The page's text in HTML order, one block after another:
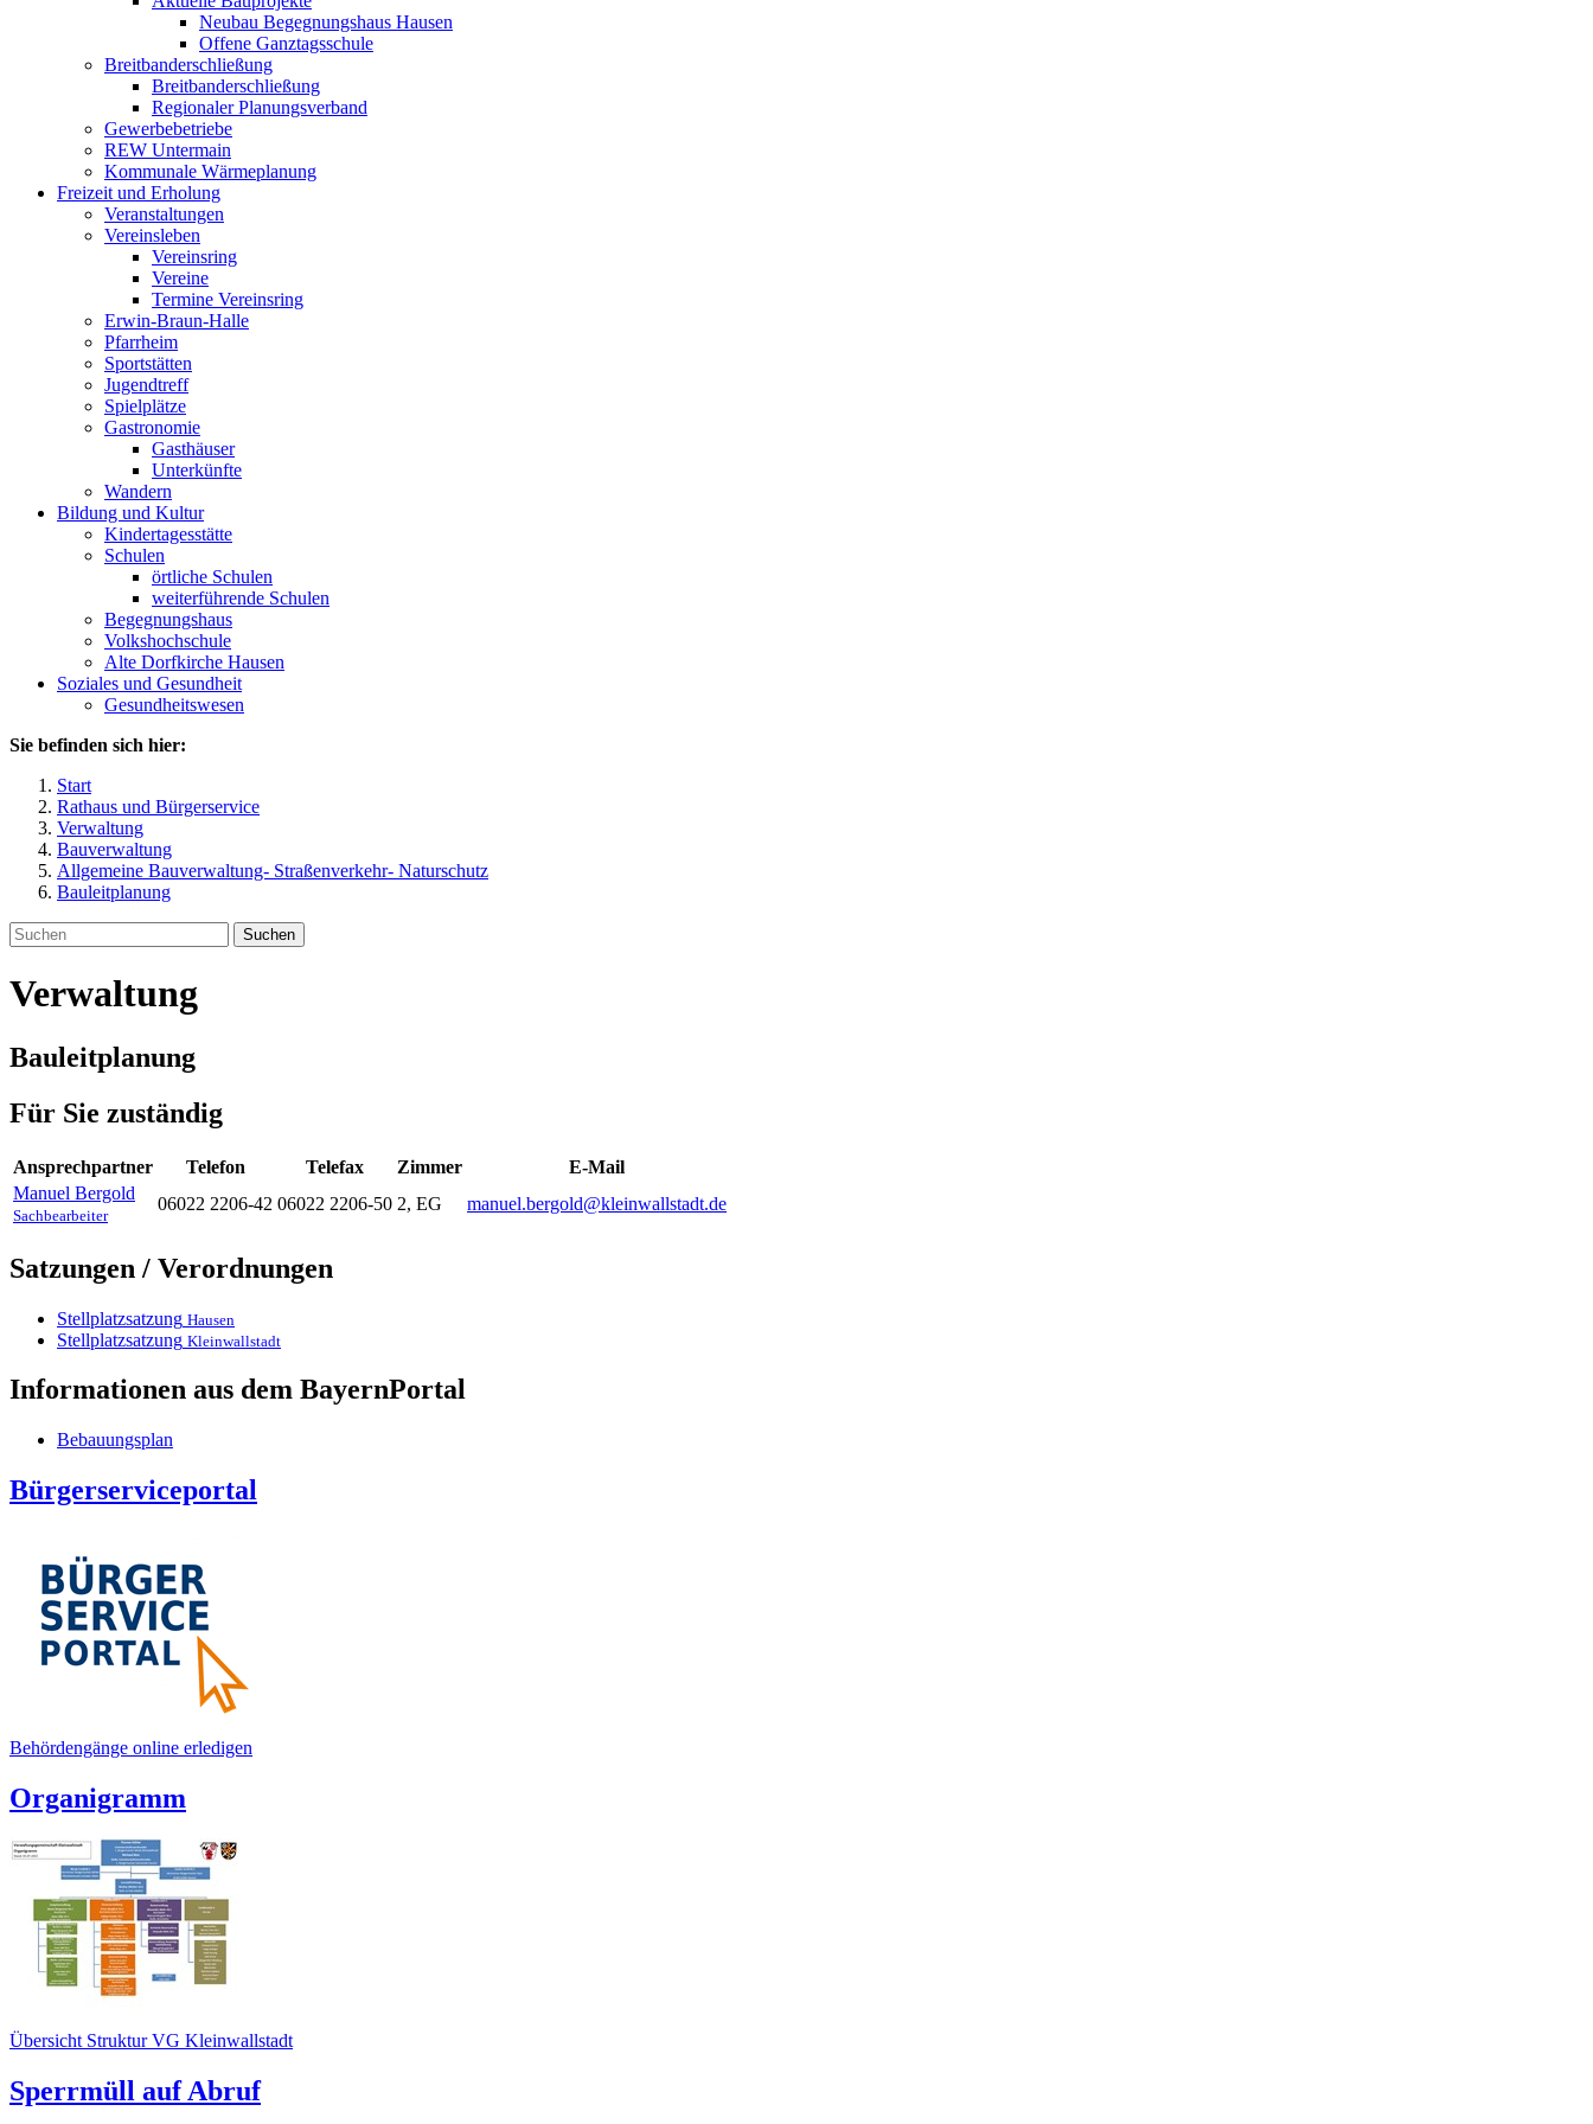
Neubau Begegnungshaus Hausen
Offene Ganztagsschule
Breitbanderschließung
Breitbanderschließung
Regionaler Planungsverband
Gewerbebetriebe
REW Untermain
Kommunale Wärmeplanung
Freizeit und Erholung
Veranstaltungen
Vereinsleben
Vereinsring
Vereine
Termine Vereinsring
Erwin-Braun-Halle
Pfarrheim
Sportstätten
Jugendtreff
Spielplätze
Gastronomie
Gasthäuser
Unterkünfte
Wandern
Bildung und Kultur
Kindertagesstätte
Schulen
örtliche Schulen
weiterführende Schulen
Begegnungshaus
Volkshochschule
Alte Dorfkirche Hausen
Soziales und Gesundheit
Gesundheitswesen
Sie befinden sich hier:
Start
Rathaus und Bürgerservice
Verwaltung
Bauverwaltung
Allgemeine Bauverwaltung- Straßenverkehr- Naturschutz
Bauleitplanung
Suchen
Verwaltung
Bauleitplanung
Für Sie zuständig
Ansprechpartner Telefon Telefax Zimmer
E-Mail
Manuel Bergold
Sachbearbeiter
06022 2206-42 06022 2206-50 2, EG manuel.bergold@kleinwallstadt.de
Satzungen / Verordnungen
Stellplatzsatzung Hausen
Stellplatzsatzung Kleinwallstadt
Informationen aus dem BayernPortal
Bebauungsplan
Bürgerserviceportal
Behördengänge online erledigen
Organigramm
Übersicht Struktur VG Kleinwallstadt
Sperrmüll auf Abruf